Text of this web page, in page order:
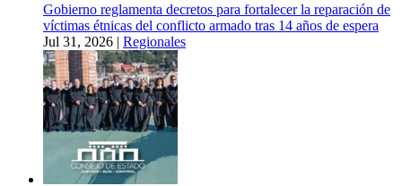
Gobierno reglamenta decretos para fortalecer la reparación de
víctimas étnicas del conflicto armado tras 14 años de espera
Jul 31, 2026 | Regionales